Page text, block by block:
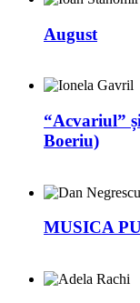
August
“Acvariul”
Boeriu)
MUSICA